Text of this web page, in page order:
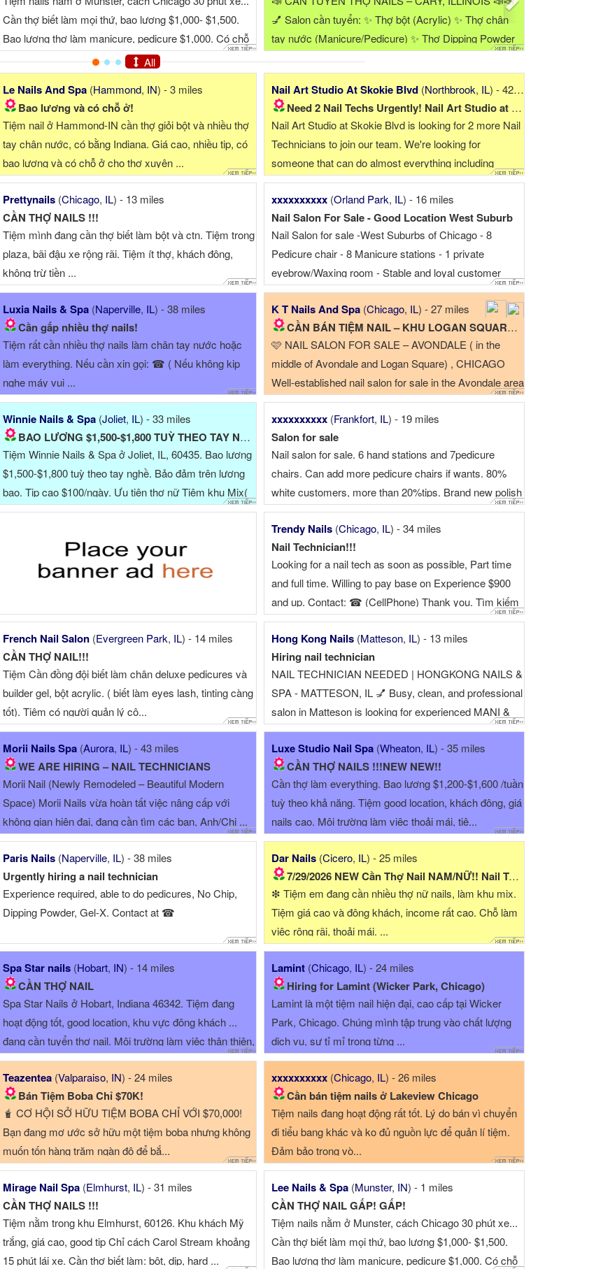
All
chân
Tiệm em đang tuyển thợ: Thợ chân tay nước, bột , biết
làm đủ thứ càng tố...
everything. Biết chút giao tiếp bằng tiếng Anh, kinh
nghiệm bột, dip, builder gel (tiệm chuyê...
Le Nails And Spa (Hammond, IN) - 3 miles
Bao lương và có chỗ ở!
Tiệm nail ở Hammond-IN cần thợ giỏi bột và nhiều thợ
tay chân nước, có bằng Indiana. Giá cao, nhiều tip, có
bao lương và có chỗ ở cho thợ xuyên ...
Nail Art Studio At Skokie Blvd (Northbrook, IL) - 42 miles
Need 2 Nail Techs Urgently! Nail Art Studio at Skokie...
Nail Art Studio at Skokie Blvd is looking for 2 more Nail
Technicians to join our team. We're looking for
someone that can do almost everything including
Dip/Liquid Gel/Acrylic/Gel-X, Designs is a plus.
Guaranteed income of $1500 a week/6 ...
Prettynails (Chicago, IL) - 13 miles
CẦN THỢ NAILS !!!
Tiệm mình đang cần thợ biết làm bột và ctn. Tiệm trong
plaza, bãi đậu xe rộng rãi. Tiệm ít thợ, khách đông,
không trừ tiền ...
xxxxxxxxxx (Orland Park, IL) - 16 miles
Nail Salon For Sale - Good Location West Suburb
Nail Salon for sale -West Suburbs of Chicago - 8
Pedicure chair - 8 Manicure stations - 1 private
eyebrow/Waxing room - Stable and loyal customer
base - Friendly clients with great tips low operating
expenses - Located just a 30 minute drive ...
Luxia Nails & Spa (Naperville, IL) - 38 miles
Cần gấp nhiều thợ nails!
Tiệm rất cần nhiều thợ nails làm chân tay nước hoặc
làm everything. Nếu cần xin gọi: ☎ ( Nếu không kip
nghe máy vui ...
K T Nails And Spa (Chicago, IL) - 27 miles
CẦN BÁN TIỆM NAIL – KHU LOGAN SQUARE - AVONDALE, CHICAGO
🩷 NAIL SALON FOR SALE – AVONDALE ( in the
middle of Avondale and Logan Square) , CHICAGO
Well-established nail salon for sale in the Avondale area
of Chicago. The salon is fully set up and ready for the
next owner. All furniture, equipment, ...
Winnie Nails & Spa (Joliet, IL) - 33 miles
BAO LƯƠNG $1,500-$1,800 TUỲ THEO TAY NGHỀ!NEW NEW!
Tiệm Winnie Nails & Spa ở Joliet, IL, 60435. Bao lương
$1,500-$1,800 tuỳ theo tay nghề. Bảo đảm trên lương
bao. Tip cao $100/ngày. Ưu tiên thợ nữ Tiệm khu Mix(
không phải ...
xxxxxxxxxx (Frankfort, IL) - 19 miles
Salon for sale
Nail salon for sale. 6 hand stations and 7pedicure
chairs. Can add more pedicure chairs if wants. 80%
white customers, more than 20%tips. Brand new polish
+ dip powder. Annual: $300,000-$330,000 Rent is
cheap, around $2300/month. customers are super nice
!!! You will get ...
Trendy Nails (Chicago, IL) - 34 miles
Nail Technician!!!
Looking for a nail tech as soon as possible, Part time
and full time. Willing to pay base on Experience $900
and up. Contact: ☎ (CellPhone) Thank you. Tìm kiếm
một kỹ thuật viên là...
French Nail Salon (Evergreen Park, IL) - 14 miles
CẦN THỢ NAIL!!!
Tiệm Cần đồng đội biết làm chân deluxe pedicures và
builder gel, bột acrylic. ( biết làm eyes lash, tinting càng
tốt). Tiệm có người quản lý cô...
Hong Kong Nails (Matteson, IL) - 13 miles
Hiring nail technician
NAIL TECHNICIAN NEEDED | HONGKONG NAILS &
SPA - MATTESON, IL 💅 Busy, clean, and professional
salon in Matteson is looking for experienced MANI &
PEDI TECHS Add 4712 211th st Matteson il 60443
Phone ☎
Morii Nails Spa (Aurora, IL) - 43 miles
WE ARE HIRING – NAIL TECHNICIANS
Morii Nail (Newly Remodeled – Beautiful Modern
Space) Morii Nails vừa hoàn tất việc nâng cấp với
không gian hiện đại, đang cần tìm các bạn, Anh/Chị ...
Luxe Studio Nail Spa (Wheaton, IL) - 35 miles
CẦN THỢ NAILS !!!NEW NEW!!
Cần thợ làm everything. Bao lương $1,200-$1,600 /tuần
tuỳ theo khả năng. Tiệm good location, khách đông, giá
nails cao. Môi trường làm việc thoải mái, tiệ...
Paris Nails (Naperville, IL) - 38 miles
Urgently hiring a nail technician
Experience required, able to do pedicures, No Chip,
Dipping Powder, Gel-X. Contact at ☎
Dar Nails (Cicero, IL) - 25 miles
7/29/2026 NEW Cần Thợ Nail NAM/NỮ!! Nail Tech Needed...
❇ Tiệm em đang cần nhiều thợ nữ nails, làm khu mix.
Tiệm giá cao và đông khách, income rất cao. Chỗ làm
việc rộng rãi, thoải mái. ...
Spa Star nails (Hobart, IN) - 14 miles
CẦN THỢ NAIL
Spa Star Nails ở Hobart, Indiana 46342. Tiệm đang
hoạt động tốt, good location, khu vực đông khách ...
đang cần tuyển thợ nail. Môi trường làm việc thân thiện,
...
Lamint (Chicago, IL) - 24 miles
Hiring for Lamint (Wicker Park, Chicago)
Lamint là một tiệm nail hiện đại, cao cấp tại Wicker
Park, Chicago. Chúng mình tập trung vào chất lượng
dịch vụ, sự tỉ mỉ trong từng ...
Teazentea (Valparaiso, IN) - 24 miles
Bán Tiệm Boba Chỉ $70K!
🧋 CƠ HỘI SỞ HỮU TIỆM BOBA CHỈ VỚI $70,000!
Bạn đang mơ ước sở hữu một tiệm boba nhưng không
muốn tốn hàng trăm ngàn đô để bắ...
xxxxxxxxxx (Chicago, IL) - 26 miles
Cần bán tiệm nails ở Lakeview Chicago
Tiệm nails đang hoạt động rất tốt. Lý do bán vì chuyển
đi tiểu bang khác và ko đủ nguồn lực để quản lí tiệm.
Đảm bảo trong vò...
Mirage Nail Spa (Elmhurst, IL) - 31 miles
CẦN THỢ NAILS !!!
Tiệm nằm trong khu Elmhurst, 60126. Khu khách Mỹ
trắng, giá cao, good tip Chỉ cách Carol Stream khoảng
15 phút lái xe. Cần thợ biết làm: bột, dip, hard ...
Lee Nails & Spa (Munster, IN) - 1 miles
CẦN THỢ NAIL GẤP! GẤP!
Tiệm nails nằm ở Munster, cách Chicago 30 phút xe...
Cần thợ biết làm mọi thứ, bao lương $1,000- $1,500.
Bao lương thợ làm manicure, pedicure $1,000. Có chỗ